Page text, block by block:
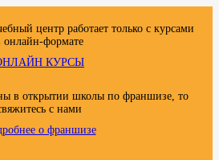
центр работает только с курсами
онлайн-формате
КУРСЫ
в открытии школы по франшизе, то
с нами
о франшизе